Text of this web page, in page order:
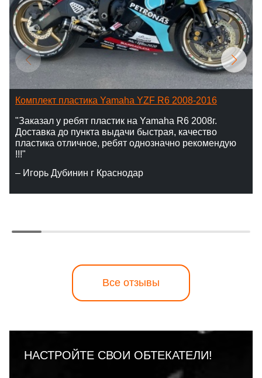
Комплект пластика Yamaha YZF R6 2008-2016
"Заказал у ребят пластик на Yamaha R6 2008г.
Доставка до пункта выдачи быстрая, качество
пластика отличное, ребят однозначно рекомендую
!!!"
– Игорь Дубинин г Краснодар
Все отзывы
НАСТРОЙТЕ СВОИ ОБТЕКАТЕЛИ!